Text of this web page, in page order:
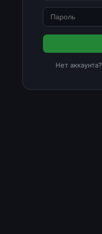
Нет аккаунта?